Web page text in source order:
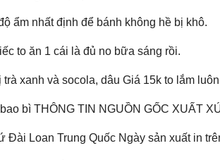
ẩm nhất định để bánh không hề bị khô.
to ăn 1 cái là đủ no bữa sáng rồi.
trà xanh và socola, dâu Giá 15k to lắm
bao bì THÔNG TIN NGUỒN GỐC XUẤT
Đài Loan Trung Quốc Ngày sản xuất in